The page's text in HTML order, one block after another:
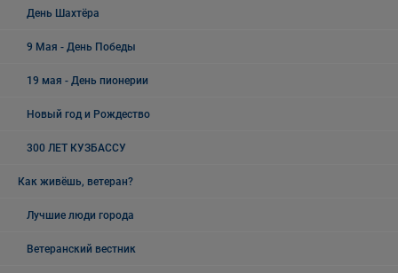
День Шахтёра
9 Мая - День Победы
19 мая - День пионерии
Новый год и Рождество
300 ЛЕТ КУЗБАССУ
Как живёшь, ветеран?
Лучшие люди города
Ветеранский вестник